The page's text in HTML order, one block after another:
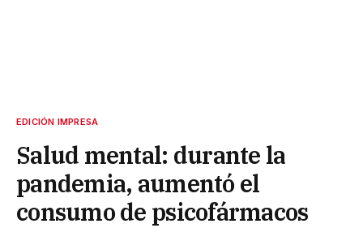
EDICIÓN IMPRESA
Salud mental: durante la
pandemia, aumentó el
consumo de psicofármacos